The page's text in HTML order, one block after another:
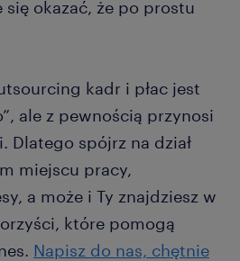
się okazać, że po prostu
kadr i płac jest
ale z pewnością przynosi
Dlatego spójrz na dział
miejscu pracy,
a może i Ty znajdziesz w
które pomogą
Napisz do nas, chętnie